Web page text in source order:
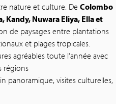
nature et culture. De Colombo
Kandy, Nuwara Eliya, Ella et
de paysages entre plantations
et plages tropicales.
agréables toute l’année avec
régions
panoramique, visites culturelles,